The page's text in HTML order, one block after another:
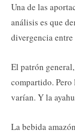
Una de las
análisis es que
divergencia entre
El patrón
compartido.
varían. Y la
La bebida